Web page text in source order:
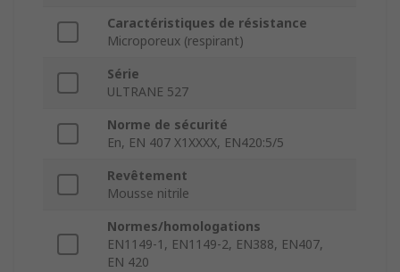
Caractéristiques de résistance
Microporeux (respirant)
Série
ULTRANE 527
Norme de sécurité
En, EN 407 X1XXXX, EN420:5/5
Revêtement
Mousse nitrile
Normes/homologations
EN1149-1, EN1149-2, EN388, EN407,
EN 420